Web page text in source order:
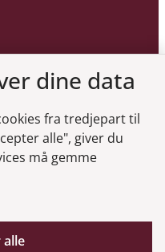
dine data
fra tredjepart til
alle", giver du
må gemme
alle